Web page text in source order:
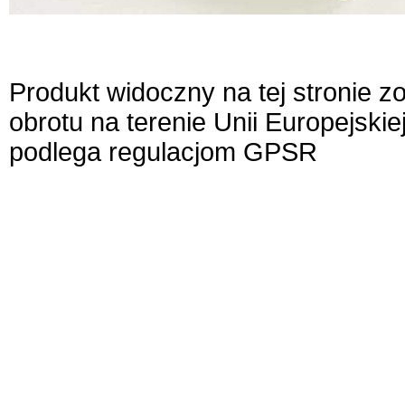
Produkt widoczny na tej stronie
obrotu na terenie Unii
podlega regulacjom GPSR